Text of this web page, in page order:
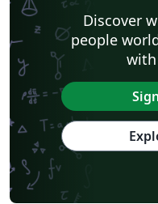
Discover
people